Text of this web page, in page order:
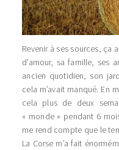
Revenir à ses sources, ça
d’amour, sa famille, ses
ancien quotidien, son
cela m’avait manqué. En
cela plus de deux
« monde » pendant 6
me rend compte que le
La Corse m’a fait